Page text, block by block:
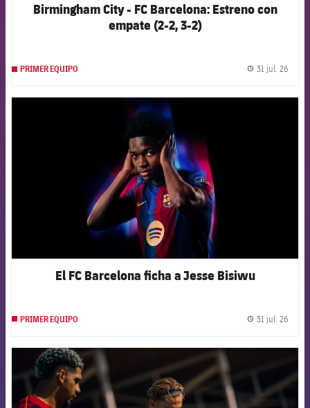
Birmingham City - FC Barcelona: Estreno con
empate (2-2, 3-2)
PRIMER EQUIPO 31 jul. 26
FCB Barcelona badge
El FC Barcelona ficha a Jesse Bisiwu
PRIMER EQUIPO 31 jul. 26
FCB Barcelona badge